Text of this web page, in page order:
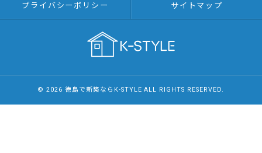
プライバシーポリシー サイトマップ
© 2026 徳島で新築ならK-STYLE ALL RIGHTS RESERVED.